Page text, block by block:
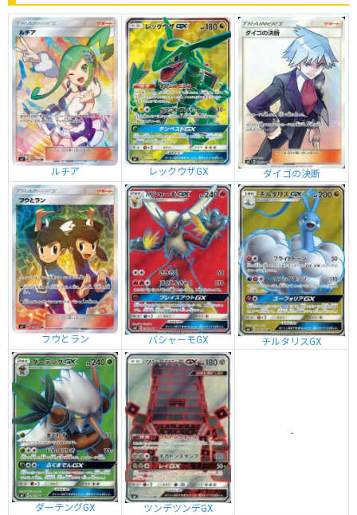
ルチア レックウザGX ダイゴの決断
フウとラン バシャーモGX チルタリスGX
ダーテングGX ツンデツンデGX
-